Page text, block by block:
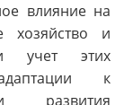
влияние на
хозяйство и
учет этих
к
развития